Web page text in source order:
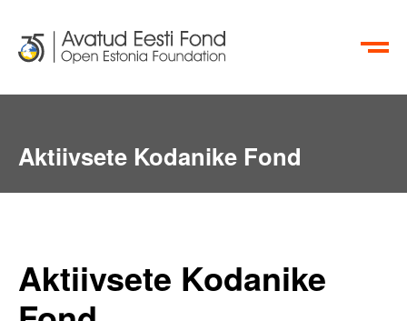
EN RU
Aktiivsete Kodanike Fond
Aktiivsete Kodanike